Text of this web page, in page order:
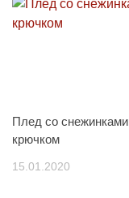
Плед со снежинками
крючком
15.01.2020